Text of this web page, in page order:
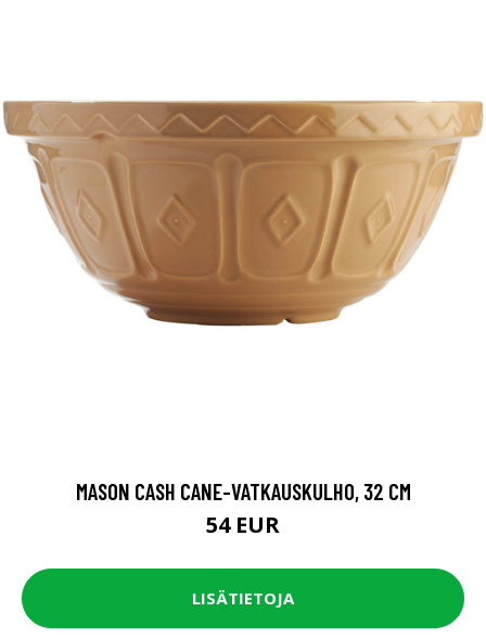
MASON CASH CANE-VATKAUSKULHO, 32 CM
54 EUR
LISÄTIETOJA